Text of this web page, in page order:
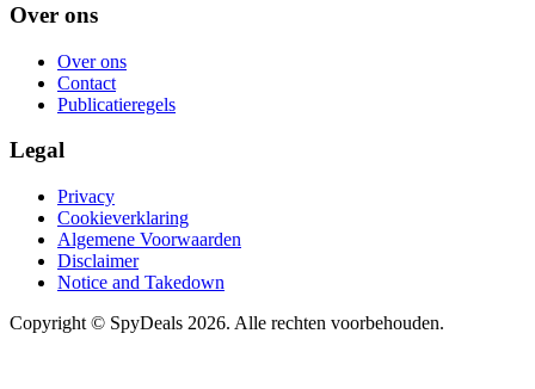
Over ons
Over ons
Contact
Publicatieregels
Legal
Privacy
Cookieverklaring
Algemene Voorwaarden
Disclaimer
Notice and Takedown
Copyright © SpyDeals 2026. Alle rechten voorbehouden.